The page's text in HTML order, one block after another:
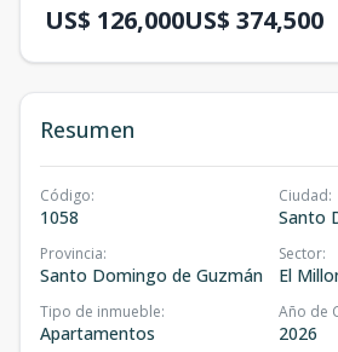
US$ 126,000US$ 374,500
Resumen
Código:
1058
Ciudad:
Santo
Provincia:
Santo Domingo de Guzmán
Sector:
El
Tipo de inmueble:
Apartamentos
Año de
2026